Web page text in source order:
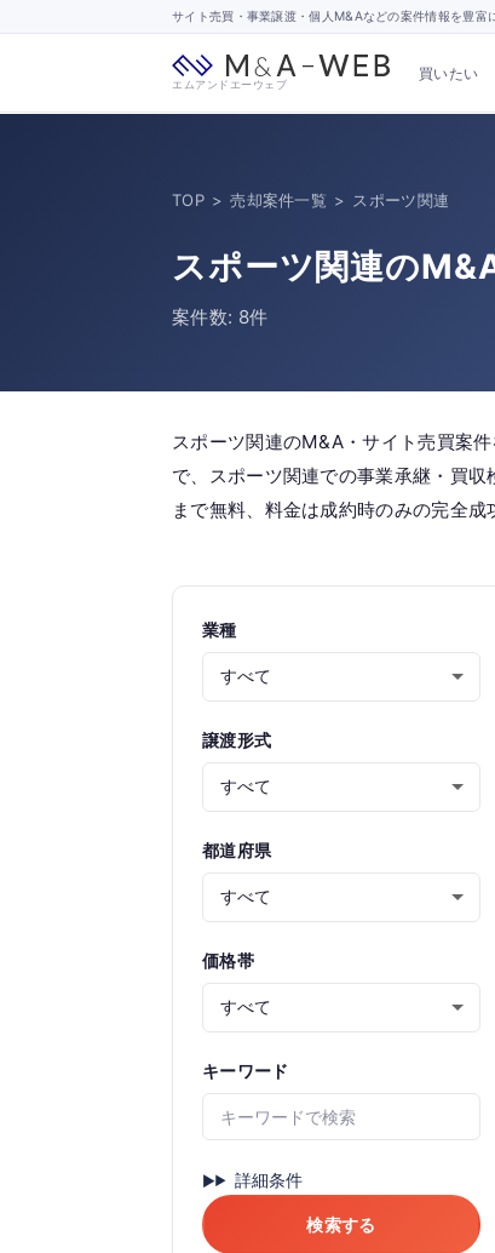
サイト売買・事業譲渡・個人M&Aなどの案件情報を豊
エムアンドエーウェブ
買いたい
TOP > 売却案件一覧 > スポーツ関連
スポーツ関連の
案件数: 8件
スポーツ関連のM&A・サイト売買案
で、スポーツ関連での事業承継・買
まで無料、料金は成約時のみの完全
業種
譲渡形式
都道府県
価格帯
キーワード
詳細条件
検索する